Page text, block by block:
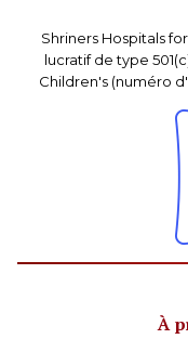
Shriners Hospitals
lucratif de type
Children's (numéro
À